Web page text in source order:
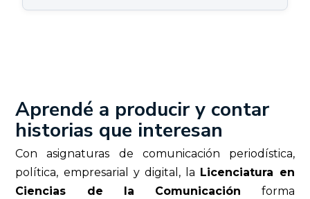
Aprendé a producir y contar
historias que interesan
Con asignaturas de comunicación periodística,
política, empresarial y digital, la Licenciatura en
Ciencias de la Comunicación forma